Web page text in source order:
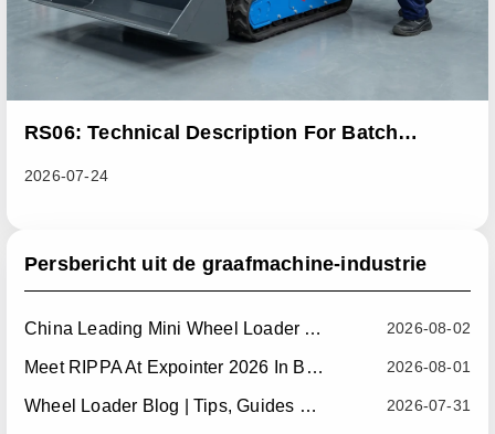
RS06: Technical Description For Batch
2026-07-24
Persbericht uit de graafmachine-industrie
2026-08-02
China Leading Mini Wheel Loader Supplier: Reliable Compact Wheel Loaders For Global Markets
2026-08-01
Meet RIPPA At Expointer 2026 In Brazil
2026-07-31
Wheel Loader Blog | Tips, Guides & Attachments